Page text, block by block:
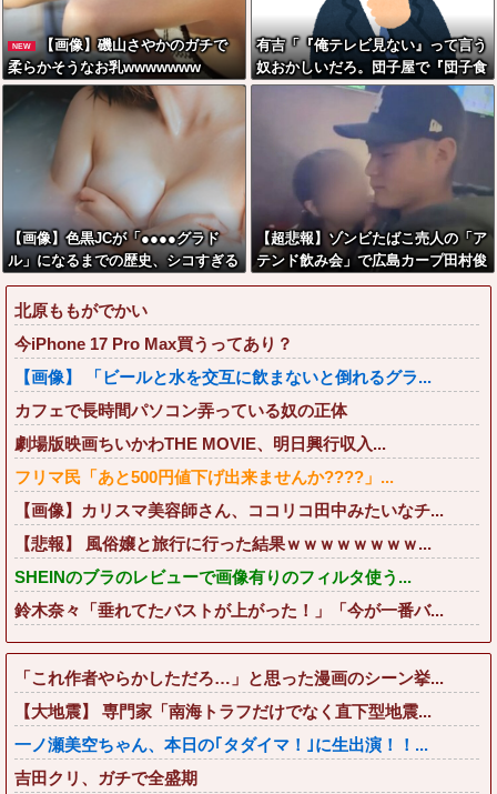
NEW
【画像】磯山さやかのガチで
柔らかそうなお乳wwwwwww
有吉「『俺テレビ見ない』って言う
奴おかしいだろ。団子屋で『団子食
べない』って言うか？」
【画像】色黒JCが「●●●●グラド
ル」になるまでの歴史、シコすぎる
wwww
【超悲報】ゾンビたばこ売人の「ア
テンド飲み会」で広島カープ田村俊
介がセクシー女優と寸止めキスｗｗ
北原ももがでかい
今iPhone 17 Pro Max買うってあり？
【画像】 「ビールと水を交互に飲まないと倒れるグラ...
カフェで長時間パソコン弄っている奴の正体
劇場版映画ちいかわTHE MOVIE、明日興行収入...
フリマ民「あと500円値下げ出来ませんか????」...
【画像】カリスマ美容師さん、ココリコ田中みたいなチ...
【悲報】 風俗嬢と旅行に行った結果ｗｗｗｗｗｗｗｗ...
SHEINのブラのレビューで画像有りのフィルタ使う...
鈴木奈々「垂れてたバストが上がった！」「今が一番バ...
「これ作者やらかしただろ…」と思った漫画のシーン挙...
【大地震】 専門家「南海トラフだけでなく直下型地震...
一ノ瀬美空ちゃん、本日の｢タダイマ！｣に生出演！！...
吉田クリ、ガチで全盛期